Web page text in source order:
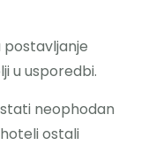
postavljanje
u usporedbi.
neophodan
ostali